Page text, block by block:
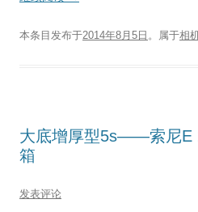
本条目发布于2014年8月5日 。属于相
大底增厚型5s——索尼E
箱
发表评论